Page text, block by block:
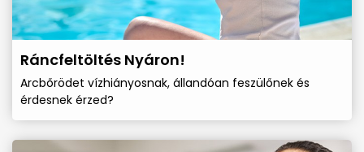
Ráncfeltöltés Nyáron!
Arcbőrödet vízhiányosnak, állandóan feszülőnek és
érdesnek érzed?